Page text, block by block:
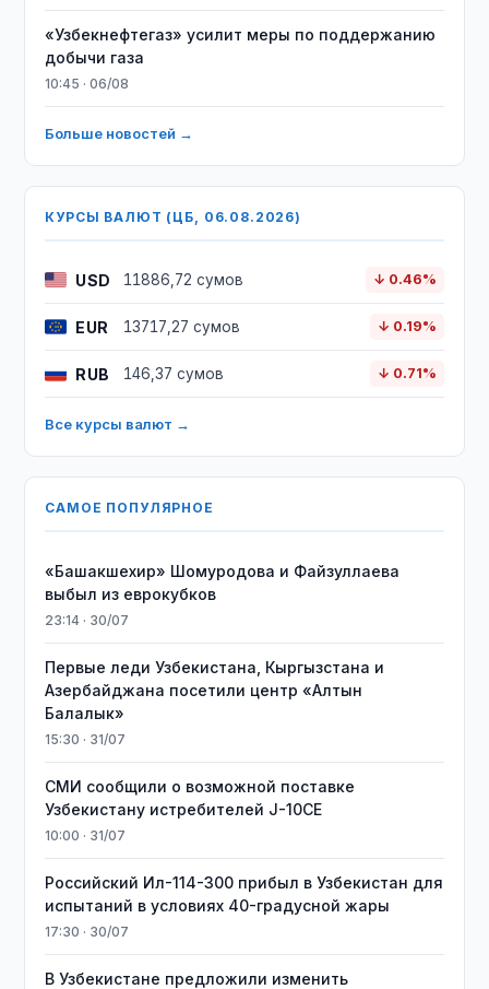
«Узбекнефтегаз» усилит меры по поддержанию
добычи газа
10:45 · 06/08
Больше новостей →
КУРСЫ ВАЛЮТ (ЦБ, 06.08.2026)
USD 11886,72 сумов ↓ 0.46%
EUR 13717,27 сумов ↓ 0.19%
RUB 146,37 сумов ↓ 0.71%
Все курсы валют →
САМОЕ ПОПУЛЯРНОЕ
«Башакшехир» Шомуродова и Файзуллаева
выбыл из еврокубков
23:14 · 30/07
Первые леди Узбекистана, Кыргызстана и
Азербайджана посетили центр «Алтын
Балалык»
15:30 · 31/07
СМИ сообщили о возможной поставке
Узбекистану истребителей J-10CE
10:00 · 31/07
Российский Ил-114-300 прибыл в Узбекистан для
испытаний в условиях 40-градусной жары
17:30 · 30/07
В Узбекистане предложили изменить